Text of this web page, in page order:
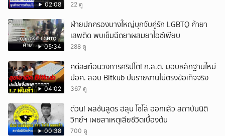
02:08 22 ดู
05:34
ฝ่ายปกครองบางใหญ่บุกจับคู่รัก LGBTQ ค้ายา
เสพติด พบเข็มฉีดยาผสมยาไอซ์เพียบ
288 ดู
04:02
คดีสะเทือนวงการคริปโต! ก.ล.ต. มอบหลักฐานใหม่
ปอศ. สอบ Bitkub ปมรายงานไม่ตรงข้อเท็จจริง
367 ดู
00:38
ด่วน! ผลชันสูตร ฮลุน โซโล่ ออกแล้ว สถาบันนิติ
วิทย์ฯ เผยสาเหตุเสียชีวิตเบื้องต้น
700 ดู